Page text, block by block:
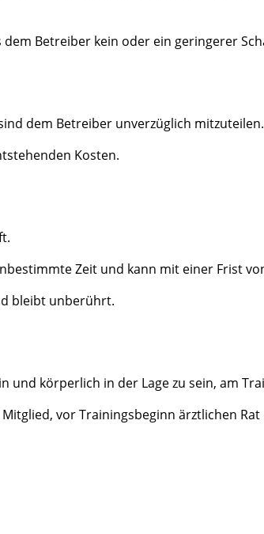
Betreiber kein oder ein geringerer
dem Betreiber unverzüglich mitzuteilen.
Kosten.
Zeit und kann mit einer Frist
bleibt unberührt.
körperlich in der Lage zu sein, am
vor Trainingsbeginn ärztlichen